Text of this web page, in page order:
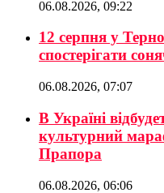
06.08.2026, 09:22
12 серпня у
спостерігати
06.08.2026, 07:07
В Україні
культурний
Прапора
06.08.2026, 06:06